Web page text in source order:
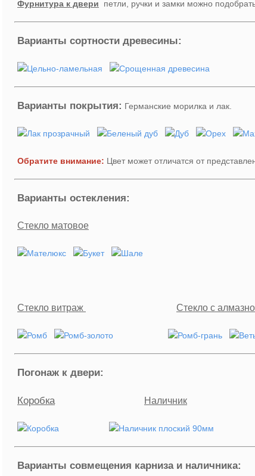
Фурнитура к двери петли, ручки и замки можно
Варианты сортности древесины:
Варианты покрытия: Германские морилка и лак.
Обратите внимание: Цвет может отличатся от
Варианты остекления:
Стекло матовое
Стекло витраж Стекло с
Погонаж к двери:
Коробка Наличник
Варианты совмещения карниза и наличника: